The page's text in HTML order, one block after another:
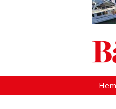
Hem